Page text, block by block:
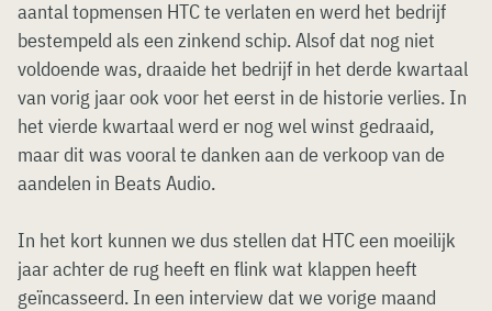
aantal topmensen HTC te verlaten en werd het bedrijf
bestempeld als een zinkend schip. Alsof dat nog niet
voldoende was, draaide het bedrijf in het derde kwartaal
van vorig jaar ook voor het eerst in de historie verlies. In
het vierde kwartaal werd er nog wel winst gedraaid,
maar dit was vooral te danken aan de verkoop van de
aandelen in Beats Audio.
In het kort kunnen we dus stellen dat HTC een moeilijk
jaar achter de rug heeft en flink wat klappen heeft
geïncasseerd. In een interview dat we vorige maand